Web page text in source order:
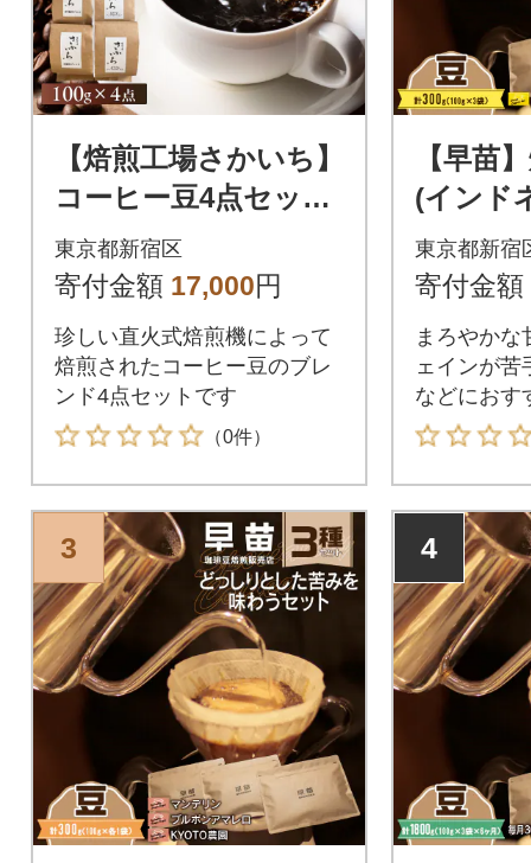
【焙煎工場さかいち】
コーヒー豆4点セット
_0002-001-S05
東京都新宿区
寄付金額 17,000円
珍しい直火式焙煎機によって
焙煎されたコーヒー豆のブレ
ンド4点セットです
（0件）
【早苗
(インド
カフェ
豆
東京都新宿
寄付金額
まろやかな
ェインが苦
などにおす
す。
3 4